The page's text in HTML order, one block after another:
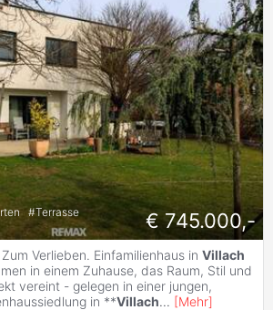
#Terrasse
€ 745.000,-
Verlieben. Einfamilienhaus in Villach
in einem Zuhause, das Raum, Stil und
vereint - gelegen in einer jungen,
in **Villach... [Mehr]